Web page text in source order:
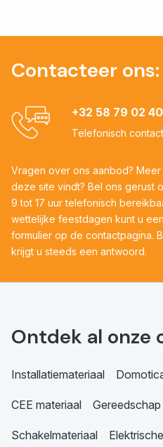
Contacteer ons:
+32 58 79 02 40
Telefonisch
Vragen over ons aanbod?
deze site vindt? Bel ons gerust
9 tot 17 uur telefonisch
wettelijke feestdagen kunt u
formulier op de contactpagina.
krijgt u steeds een antwoord.
Ontdek al onze
Installatiemateriaal
CEE materiaal Gereedschap
Schakelmateriaal